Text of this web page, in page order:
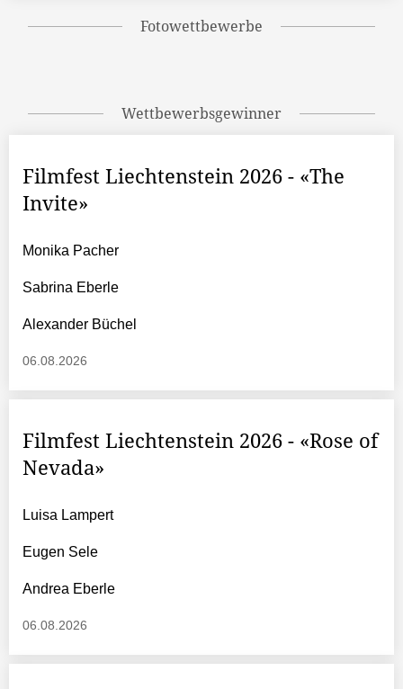
Fotowettbewerbe
Wettbewerbsgewinner
Filmfest Liechtenstein 2026 - «The
Invite»
Monika Pacher
Sabrina Eberle
Alexander Büchel
06.08.2026
Filmfest Liechtenstein 2026 - «Rose of
Nevada»
Luisa Lampert
Eugen Sele
Andrea Eberle
06.08.2026